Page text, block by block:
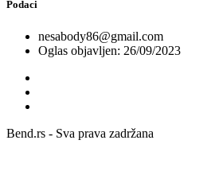
Podaci
nesabody86@gmail.com
Oglas objavljen: 26/09/2023
Bend.rs - Sva prava zadržana